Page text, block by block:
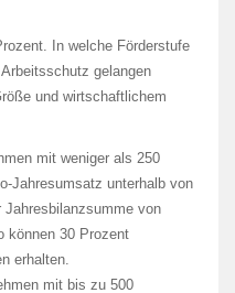
In welche Förderstufe
gelangen
und wirtschaftlichem
mit weniger als 250
Jahresumsatz unterhalb von
Jahresbilanzsumme von
können 30 Prozent
erhalten.
mit bis zu 500